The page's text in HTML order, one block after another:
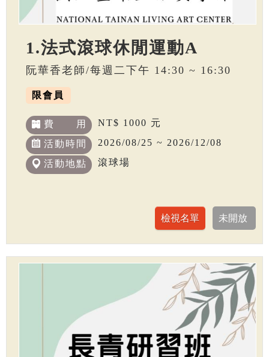
1.法式滾球休閒運動A
阮華香老師/每週二下午 14:30 ~ 16:30
限會員
費 用 NT$ 1000 元
活動時間 2026/08/25 ~ 2026/12/08
活動地點 滾球場